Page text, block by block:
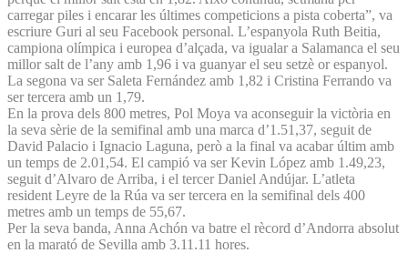
carregar piles i encarar les últimes competicions a pista coberta”, va
escriure Guri al seu Facebook personal. L’espanyola Ruth Beitia,
campiona olímpica i europea d’alçada, va igualar a Salamanca el seu
millor salt de l’any amb 1,96 i va guanyar el seu setzè or espanyol.
La segona va ser Saleta Fernández amb 1,82 i Cristina Ferrando va
ser tercera amb un 1,79.
En la prova dels 800 metres, Pol Moya va aconseguir la victòria en
la seva sèrie de la semifinal amb una marca d’1.51,37, seguit de
David Palacio i Ignacio Laguna, però a la final va acabar últim amb
un temps de 2.01,54. El campió va ser Kevin López amb 1.49,23,
seguit d’Alvaro de Arriba, i el tercer Daniel Andújar. L’atleta
resident Leyre de la Rúa va ser tercera en la semifinal dels 400
metres amb un temps de 55,67.
Per la seva banda, Anna A­chón va batre el rècord d’Andorra absolut
en la marató de Sevilla amb 3.11.11 hores.